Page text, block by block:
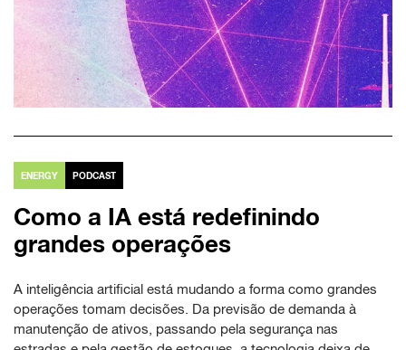
ENERGY PODCAST
Como a IA está redefinindo
grandes operações
A inteligência artificial está mudando a forma como grandes
operações tomam decisões. Da previsão de demanda à
manutenção de ativos, passando pela segurança nas